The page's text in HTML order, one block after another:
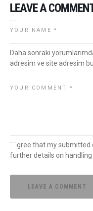
LEAVE A
Daha sonraki
adresim ve site adresim bu
I agree that my submitted
further details on